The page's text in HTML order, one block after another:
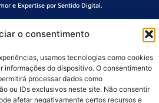
o consentimento
usamos tecnologias como cookies
informações do dispositivo. O consentimento
processar dados como
ou IDs exclusivos neste site. Não consentir
afetar negativamente certos recursos e
e Expertise por Sentido Digital.